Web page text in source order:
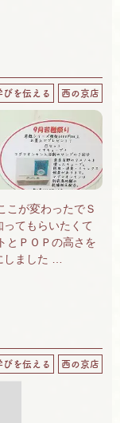
ＨＯＷ！” の
びを伝える 西の京店
こが変わったでＳ
てもらいたくて
とＰＯＰの高さを
しました …
たでＳＨＯＷ！” の
びを伝える 西の京店